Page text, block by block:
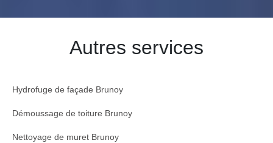
Autres services
Hydrofuge de façade Brunoy
Démoussage de toiture Brunoy
Nettoyage de muret Brunoy